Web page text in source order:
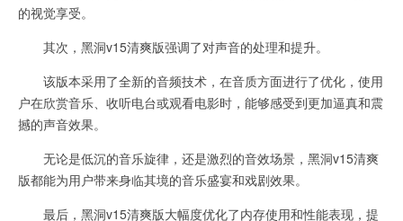
的视觉享受。
其次，黑洞v15清爽版强调了对声音的处理和提升。
该版本采用了全新的音频技术，在音质方面进行了优化，使用
户在欣赏音乐、收听电台或观看电影时，能够感受到更加逼真和震
撼的声音效果。
无论是低沉的音乐旋律，还是激烈的音效场景，黑洞v15清爽
版都能为用户带来身临其境的音乐盛宴和戏剧效果。
最后，黑洞v15清爽版大幅度优化了内存使用和性能表现，提